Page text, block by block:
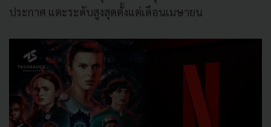
ประกาศ แตะระดับสูงสุดตั้งแต่เดือนเมษายน